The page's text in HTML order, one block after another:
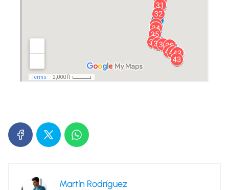
Martín Rodríguez